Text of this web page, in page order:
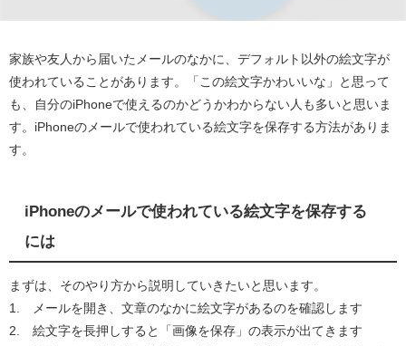
家族や友人から届いたメールのなかに、デフォルト以外の絵文字が
使われていることがあります。「この絵文字かわいいな」と思って
も、自分のiPhoneで使えるのかどうかわからない人も多いと思いま
す。iPhoneのメールで使われている絵文字を保存する方法がありま
す。
iPhoneのメールで使われている絵文字を保存する
には
まずは、そのやり方から説明していきたいと思います。
1. メールを開き、文章のなかに絵文字があるのを確認します
2. 絵文字を長押しすると「画像を保存」の表示が出てきます